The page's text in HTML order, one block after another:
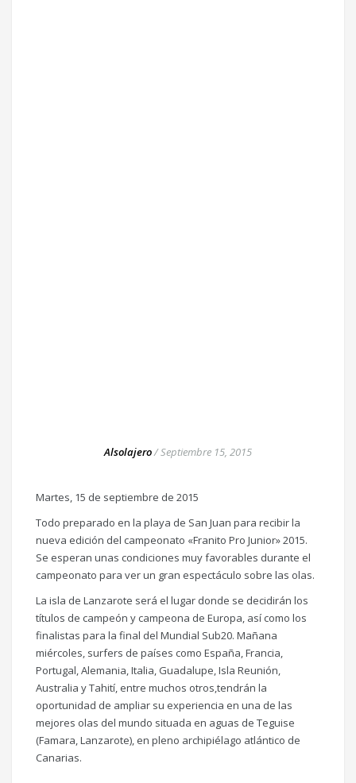
Alsolajero/Septiembre 15, 2015
Martes, 15 de septiembre de 2015
Todo preparado en la playa de San Juan para recibir la
nueva edición del campeonato «Franito Pro Junior» 2015.
Se esperan unas condiciones muy favorables durante el
campeonato para ver un gran espectáculo sobre las olas.
La isla de Lanzarote será el lugar donde se decidirán los
títulos de campeón y campeona de Europa, así como los
finalistas para la final del Mundial Sub20. Mañana
miércoles, surfers de países como España, Francia,
Portugal, Alemania, Italia, Guadalupe, Isla Reunión,
Australia y Tahití, entre muchos otros,tendrán la
oportunidad de ampliar su experiencia en una de las
mejores olas del mundo situada en aguas de Teguise
(Famara, Lanzarote), en pleno archipiélago atlántico de
Canarias.